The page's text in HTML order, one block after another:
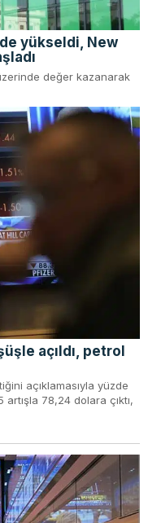
yükseldi, New
değer kazanarak
açıldı, petrol
açıklamasıyla yüzde
78,24 dolara çıktı,